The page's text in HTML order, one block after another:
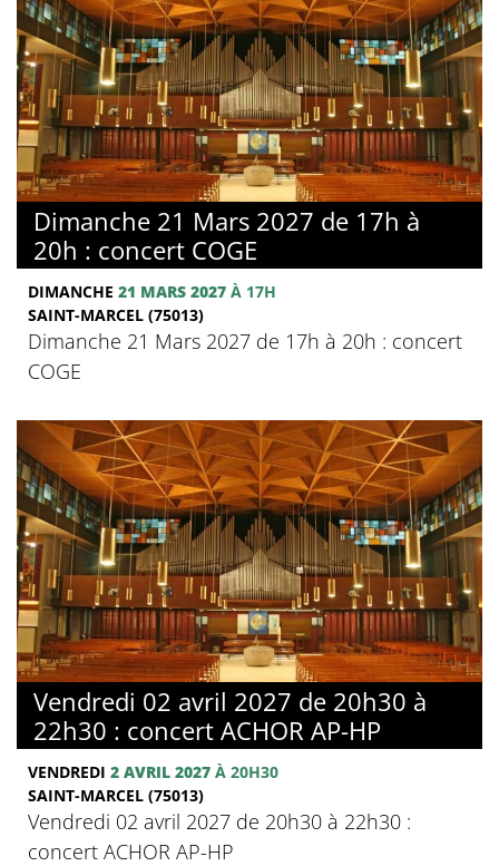
Dimanche 21 Mars 2027 de 17h à
20h : concert COGE
DIMANCHE 21 MARS 2027 À 17H
SAINT-MARCEL (75013)
Dimanche 21 Mars 2027 de 17h à 20h : concert
COGE
Vendredi 02 avril 2027 de 20h30 à
22h30 : concert ACHOR AP-HP
VENDREDI 2 AVRIL 2027 À 20H30
SAINT-MARCEL (75013)
Vendredi 02 avril 2027 de 20h30 à 22h30 :
concert ACHOR AP-HP